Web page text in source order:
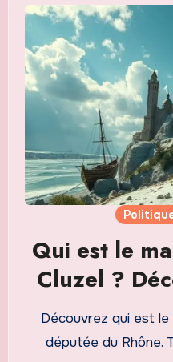
Qui est le
Cluzel ?
Découvrez qui est le
députée du Rhône.